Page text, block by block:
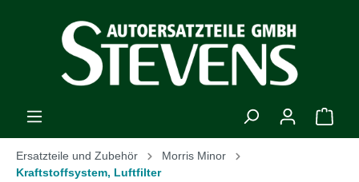
Ersatzteile und Zubehör
Morris Minor
Kraftstoffsystem, Luftfilter